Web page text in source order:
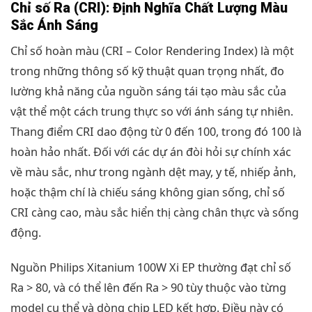
Chỉ số Ra (CRI): Định Nghĩa Chất Lượng Màu
Sắc Ánh Sáng
Chỉ số hoàn màu (CRI – Color Rendering Index) là một
trong những thông số kỹ thuật quan trọng nhất, đo
lường khả năng của nguồn sáng tái tạo màu sắc của
vật thể một cách trung thực so với ánh sáng tự nhiên.
Thang điểm CRI dao động từ 0 đến 100, trong đó 100 là
hoàn hảo nhất. Đối với các dự án đòi hỏi sự chính xác
về màu sắc, như trong ngành dệt may, y tế, nhiếp ảnh,
hoặc thậm chí là chiếu sáng không gian sống, chỉ số
CRI càng cao, màu sắc hiển thị càng chân thực và sống
động.
Nguồn Philips Xitanium 100W Xi EP thường đạt chỉ số
Ra > 80, và có thể lên đến Ra > 90 tùy thuộc vào từng
model cụ thể và dòng chip LED kết hợp. Điều này có